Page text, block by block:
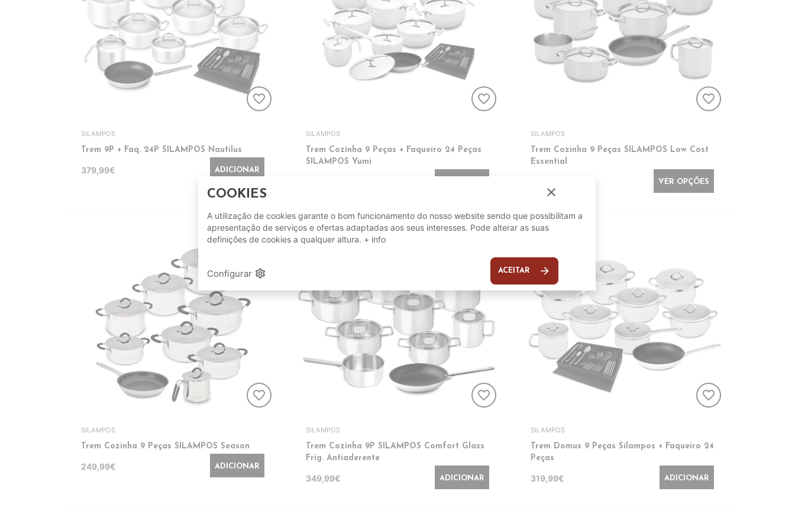
favorite_border
SILAMPOS
Trem 9P + Faq. 24P SILAMPOS Nautilus
379,99€ ADICIONAR
favorite_border
SILAMPOS
Trem Cozinha 9 Peças + Faqueiro 24 Peças
SILAMPOS Yumi
favorite_border
SILAMPOS
Trem Cozinha 9 Peças SILAMPOS Low Cost
Essential
VER OPÇÕES
favorite_border
SILAMPOS
Trem Cozinha 9 Peças SILAMPOS Season
249,99€ ADICIONAR
favorite_border
SILAMPOS
Trem Cozinha 9P SILAMPOS Comfort Glass
Frig. Antiaderente
349,99€ ADICIONAR
favorite_border
SILAMPOS
Trem Domus 9 Peças Silampos + Faqueiro 24
Peças
319,99€ ADICIONAR
COOKIES close
A utilização de cookies garante o bom funcionamento do nosso website sendo que possibilitam a
apresentação de serviços e ofertas adaptadas aos seus interesses. Pode alterar as suas
definições de cookies a qualquer altura. + info
Configurar settings ACEITAR arrow_forward